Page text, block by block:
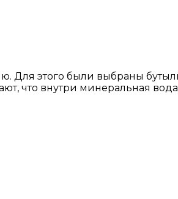
Для этого были выбраны
что внутри минеральная